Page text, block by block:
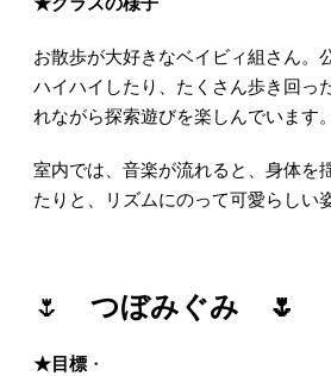
お散歩が大好きなベイビィ組さん。
ハイハイしたり、たくさん歩き回っ
れながら探索遊びを楽しんでいます。
室内では、音楽が流れると、身体を
たりと、リズムにのって可愛らしい
🌷 つぼみぐみ 🌷
★目標・